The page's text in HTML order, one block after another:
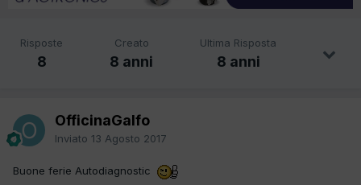
Risposte
8
Creato
8 anni
Ultima Risposta
8 anni
OfficinaGalfo
Inviato 13 Agosto 2017
Buone ferie Autodiagnostic